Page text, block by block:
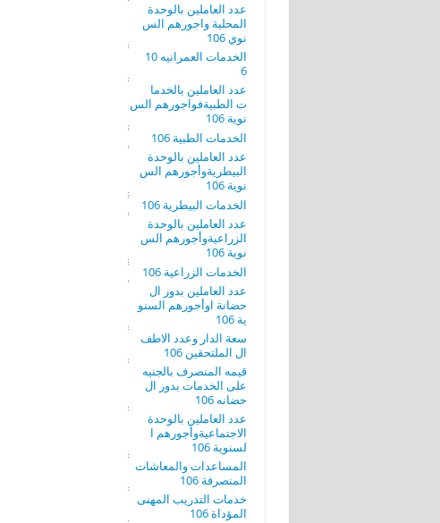
عدد العاملين بالوحدة
المحلية واجورهم الس
نوي 106
الخدمات العمرانيه 10
6
عدد العاملين بالخدما
ت الطبيةفواجورهم الس
نوية 106
الخدمات الطبية 106
عدد العاملين بالوحدة
البيطريةوأجورهم الس
نوية 106
الخدمات البيطرية 106
عدد العاملين بالوحدة
الزراعيةوأجورهم الس
نوية 106
الخدمات الزراعية 106
عدد العاملين بدور ال
حضانة اوأجورهم السنو
ية 106
سعة الدار وعدد الاطف
ال الملتحقين 106
قيمه المنصرف بالجنيه
على الخدمات بدور ال
حضانه 106
عدد العاملين بالوحدة
الاجتماعيةوأجورهم ا
لسنوية 106
المساعدات والمعاشات
المنصرفة 106
خدمات التدريب المهنى
المؤداة 106